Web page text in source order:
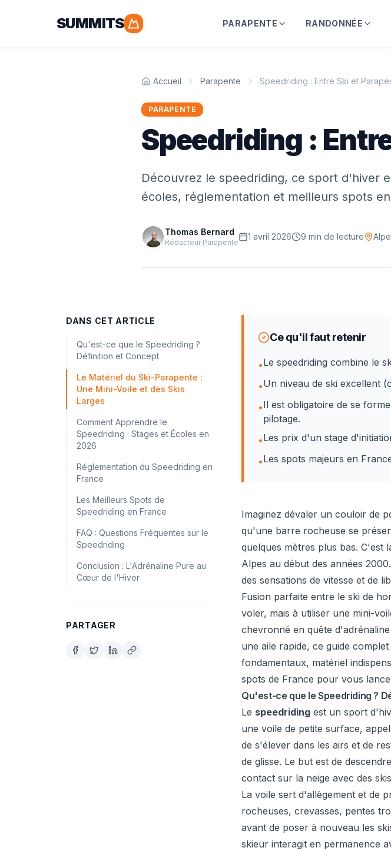
SUMMITS PARAPENTE RANDONNÉE
Accueil Parapente Speedriding : Entre Ski et
PARAPENTE
Speedriding :
Découvrez le speedriding, ce sport d'hiver
écoles, réglementation et meilleurs spots
Thomas Bernard
Rédacteur Parapente
1 avril 2026 9 min de lecture
DANS CET ARTICLE
Qu'est-ce que le Speedriding ?
Définition et Concept
Le Matériel du Ski-Parapente :
Une Mini-Voile et des Skis
Larges
Comment Apprendre le
Speedriding : Stages et Écoles en
2026
Réglementation du Speedriding en
France
Les Meilleurs Spots de
Speedriding en France
FAQ : Questions Fréquentes sur le
Speedriding
Conclusion : L'Adrénaline Pure au
Cœur de l'Hiver
PARTAGER
Ce qu'il faut retenir
•Le speedriding combine le
•Un niveau de ski excellent
•Il est obligatoire de se
pilotage.
•Les prix d'un stage
•Les spots majeurs en
Imaginez dévaler un couloir de
qu'une barre rocheuse se
quelques mètres plus bas. C'est
Alpes au début des années
des sensations de vitesse et de
Fusion parfaite entre le ski de
voler, mais à utiliser une mini-
chevronné en quête
une aile rapide, ce guide
fondamentaux, matériel
spots de France pour vous
Qu'est-ce que le Speedriding ?
Le speedriding est un sport
une voile de petite surface,
de s'élever dans les airs et de
de glisse. Le but est de
contact sur la neige avec des
La voile sert d'allègement et de
rocheuses, crevasses, pentes
avant de poser à nouveau les
skieur interagit en permanence